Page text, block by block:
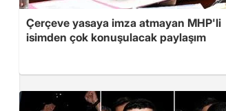
Çerçeve yasaya imza atmayan MHP'li
isimden çok konuşulacak paylaşım